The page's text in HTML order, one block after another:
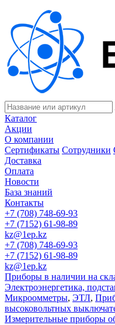
Каталог
Акции
О компании
Сертификаты Сотрудники
Доставка
Оплата
Новости
База знаний
Контакты
+7 (708) 748-69-93
+7 (7152) 61-98-89
kz@1ep.kz
+7 (708) 748-69-93
+7 (7152) 61-98-89
kz@1ep.kz
Приборы в наличии на
Электроэнергетика,
Микроомметры, ЭТЛ,
высоковольтных
Измерительные приборы